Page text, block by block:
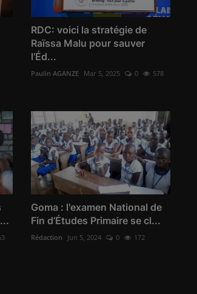
RDC: voici la stratégie de
Raïssa Malu pour sauver
l’Éd...
Paulin AGANZE Mar 5, 2025 0 578
Goma : l'examen National de
Fin d’Études Primaire se cl...
Rédaction Jun 5, 2024 0 172